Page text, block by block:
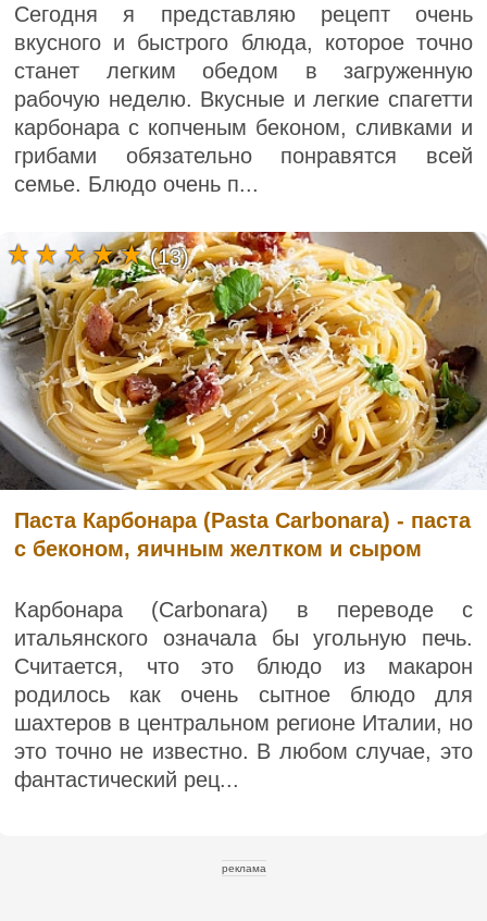
Сегодня я представляю рецепт очень
вкусного и быстрого блюда, которое точно
станет легким обедом в загруженную
рабочую неделю. Вкусные и легкие спагетти
карбонара с копченым беконом, сливками и
грибами обязательно понравятся всей
семье. Блюдо очень п...
Паста Карбонара (Pasta Carbonara) - паста
с беконом, яичным желтком и сыром
Карбонара (Carbonara) в переводе с
итальянского означала бы угольную печь.
Считается, что это блюдо из макарон
родилось как очень сытное блюдо для
шахтеров в центральном регионе Италии, но
это точно не известно. В любом случае, это
фантастический рец...
(13)
реклама